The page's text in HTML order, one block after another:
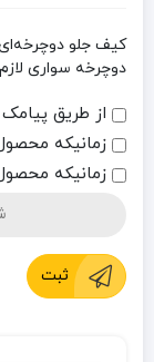
کیف جلو
دوچرخه سواری
از طریق
زمانیکه
زمانیکه
ثبت